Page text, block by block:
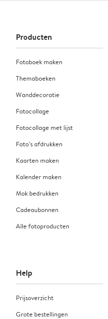
Producten
Fotoboek maken
Themaboeken
Wanddecoratie
Fotocollage
Fotocollage met lijst
Foto’s afdrukken
Kaarten maken
Kalender maken
Mok bedrukken
Cadeaubonnen
Alle fotoproducten
Help
Prijsoverzicht
Grote bestellingen